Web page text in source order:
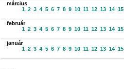
március
1 2 3 4 5 6 7 8 9 10 11 12 13 14 15
február
1 2 3 4 5 6 7 8 9 10 11 12 13 14 15
január
1 2 3 4 5 6 7 8 9 10 11 12 13 14 15